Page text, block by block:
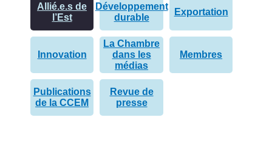
Allié.e.s de
l’Est
Développement
durable
Exportation
Innovation
La Chambre
dans les
médias
Membres
Publications
de la CCEM
Revue de
presse